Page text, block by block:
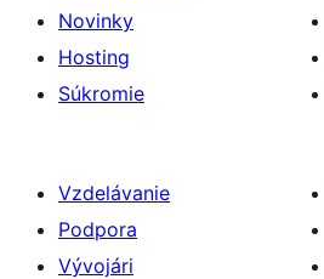
Novinky
Hosting
Súkromie
Vzdelávanie
Podpora
Vývojári